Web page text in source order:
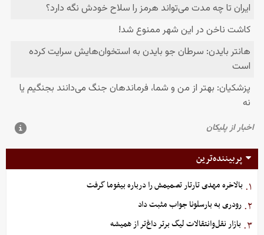
پربیننده‌ترین
۱. بالاخره مهدی تارتار تصمیمش را درباره بیفوما گرفت
۲. رودری به بارسلونا جواب مثبت داد
۳. بازار نقل‌وانتقالات لیگ برتر داغ‌تر از همیشه